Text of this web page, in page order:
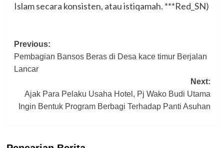
Islam secara konsisten, atau istiqamah. ***Red_SN)
Post
navigation
Previous:
Pembagian Bansos Beras di Desa kace timur Berjalan
Lancar
Next:
Ajak Para Pelaku Usaha Hotel, Pj Wako Budi Utama
Ingin Bentuk Program Berbagi Terhadap Panti Asuhan